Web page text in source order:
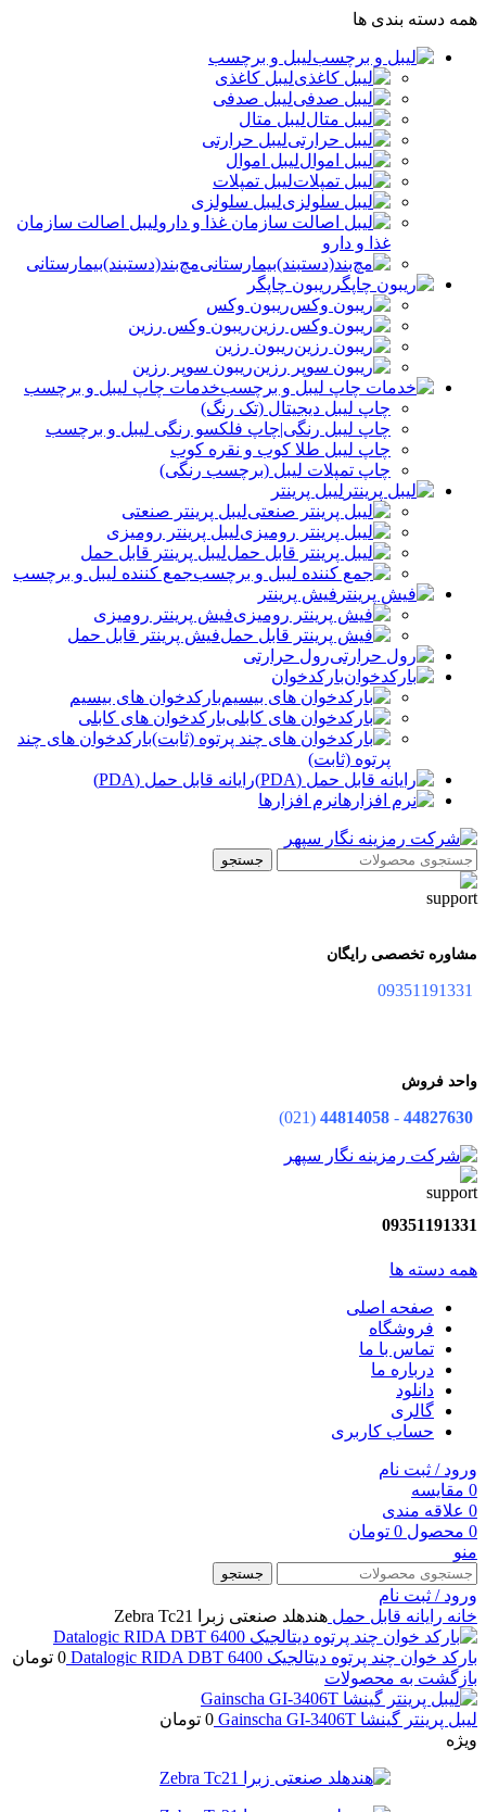
همه دسته بندی ها
لیبل و برچسب
لیبل کاغذی
لیبل صدفی
لیبل متال
لیبل حرارتی
لیبل اموال
لیبل تمپلات
لیبل سلولزی
لیبل اصالت سازمان
غذا و دارو
مچ‌بند(دستبند)بیمارستانی
ریبون چاپگر
ریبون وکس
ریبون وکس رزین
ریبون رزین
ریبون سوپر رزین
خدمات چاپ لیبل و برچسب
چاپ لیبل دیجیتال (تک رنگ)
چاپ لیبل رنگی|چاپ فلکسو رنگی لیبل و برچسب
چاپ لیبل طلا کوب و نقره‌ کوب
چاپ تمپلات لیبل (برچسب رنگی)
لیبل پرینتر
لیبل پرینتر صنعتی
لیبل پرینتر رومیزی
لیبل پرینتر قابل حمل
جمع کننده لیبل و برچسب
فیش پرینتر
فیش پرینتر رومیزی
فیش پرینتر قابل حمل
رول حرارتی
بارکدخوان
بارکدخوان های بیسیم
بارکدخوان های کابلی
بارکدخوان های چند
پرتوه (ثابت)
رایانه قابل حمل (PDA)
نرم افزارها
جستجو
مشاوره تخصصی رایگان
واحد فروش
44827630
-
44814058
(021)
09351191331
همه دسته ها
صفحه اصلی
فروشگاه
تماس با ما
درباره ما
دانلود
گالری
حساب کاربری
ورود / ثبت نام
0 مقایسه
0 علاقه مندی
0 محصول 0 تومان
منو
جستجو
ورود / ثبت نام
خانه رایانه قابل حمل هندهلد صنعتی زبرا Zebra Tc21
بارکد خوان چند پرتوه دیتالجیک Datalogic RIDA DBT 6400 0 تومان
بازگشت به محصولات
لیبل پرینتر گینشا Gainscha GI-3406T 0 تومان
ویژه